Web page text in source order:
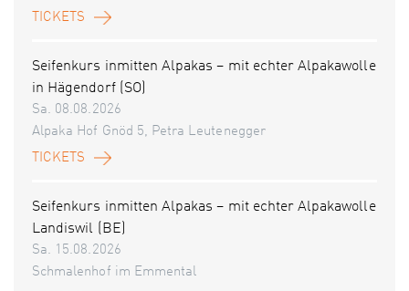
TICKETS
Seifenkurs inmitten Alpakas – mit echter Alpakawolle
in Hägendorf (SO)
Sa. 08.08.2026
Alpaka Hof Gnöd 5, Petra Leutenegger
TICKETS
Seifenkurs inmitten Alpakas – mit echter Alpakawolle
Landiswil (BE)
Sa. 15.08.2026
Schmalenhof im Emmental